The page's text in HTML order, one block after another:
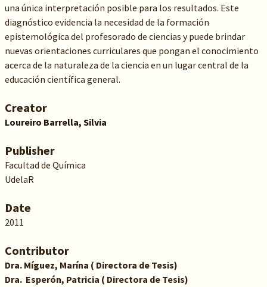
una única interpretación posible para los resultados. Este
diagnóstico evidencia la necesidad de la formación
epistemológica del profesorado de ciencias y puede brindar
nuevas orientaciones curriculares que pongan el conocimiento
acerca de la naturaleza de la ciencia en un lugar central de la
educación científica general.
Creator
Loureiro Barrella, Silvia
Publisher
Facultad de Química
UdelaR
Date
2011
Contributor
Dra. Míguez, Marína ( Directora de Tesis)
Dra. Esperón, Patricia ( Directora de Tesis)